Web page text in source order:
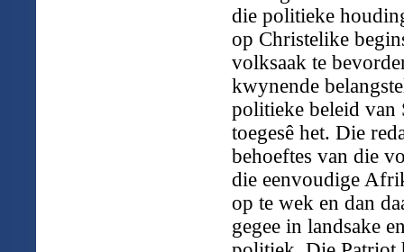
die politieke
op Christelike
volksaak te
kwynende
politieke beleid van
toegesê het. Die
behoeftes van die
die eenvoudige
op te wek en dan
gegee in landsake